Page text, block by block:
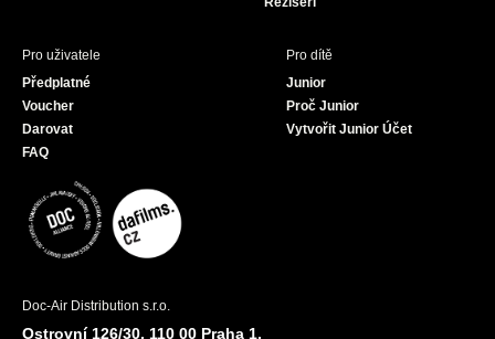
Pro uživatele
Předplatné
Voucher
Darovat
FAQ
Pro dítě
Junior
Proč Junior
Vytvořit Junior Účet
Doc-Air Distribution s.r.o.
Ostrovní 126/30, 110 00 Praha 1,